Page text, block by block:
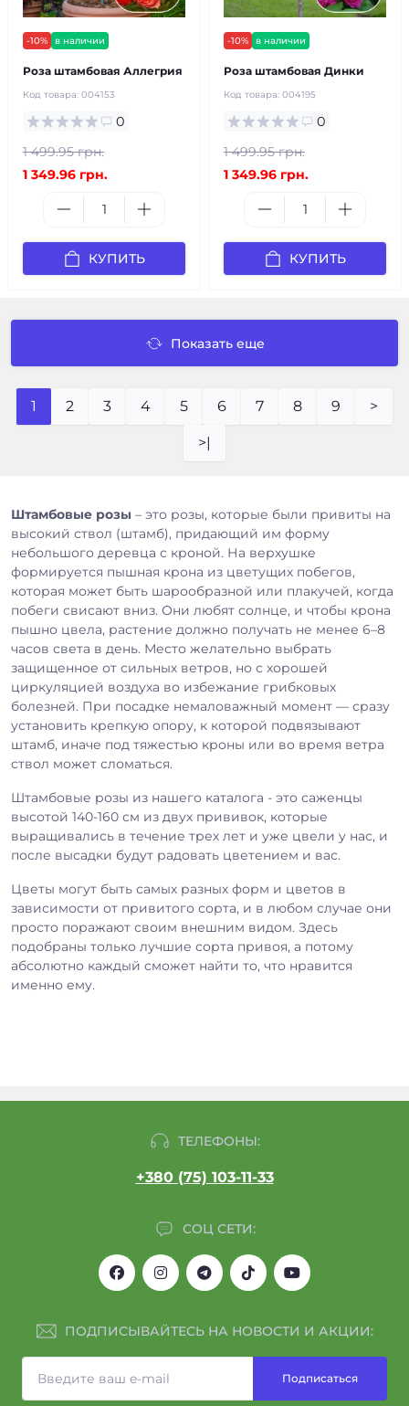
-10% в наличии
Роза штамбовая Аллегрия
Код товара: 004153
0
1 499.95 грн.
1 349.96 грн.
КУПИТЬ
-10% в наличии
Роза штамбовая Динки
Код товара: 004195
0
1 499.95 грн.
1 349.96 грн.
КУПИТЬ
Показать еще
1 2 3 4 5 6 7 8 9 >
>|
Штамбовые розы – это розы, которые были привиты на
высокий ствол (штамб), придающий им форму
небольшого деревца с кроной. На верхушке
формируется пышная крона из цветущих побегов,
которая может быть шарообразной или плакучей, когда
побеги свисают вниз. Они любят солнце, и чтобы крона
пышно цвела, растение должно получать не менее 6–8
часов света в день. Место желательно выбрать
защищенное от сильных ветров, но с хорошей
циркуляцией воздуха во избежание грибковых
болезней. При посадке немаловажный момент — сразу
установить крепкую опору, к которой подвязывают
штамб, иначе под тяжестью кроны или во время ветра
ствол может сломаться.
Штамбовые розы из нашего каталога - это саженцы
высотой 140-160 см из двух прививок, которые
выращивались в течение трех лет и уже цвели у нас, и
после высадки будут радовать цветением и вас.
Цветы могут быть самых разных форм и цветов в
зависимости от привитого сорта, и в любом случае они
просто поражают своим внешним видом. Здесь
подобраны только лучшие сорта привоя, а потому
абсолютно каждый сможет найти то, что нравится
именно ему.
ТЕЛЕФОНЫ:
+380 (75) 103-11-33
СОЦ СЕТИ:
ПОДПИСЫВАЙТЕСЬ НА НОВОСТИ И АКЦИИ:
Подписаться